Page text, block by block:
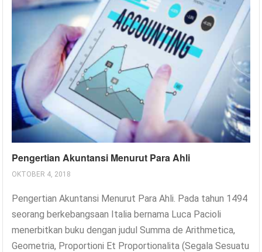
Pengertian Akuntansi Menurut Para Ahli
OKTOBER 4, 2018
Pengertian Akuntansi Menurut Para Ahli. Pada tahun 1494
seorang berkebangsaan Italia bernama Luca Pacioli
menerbitkan buku dengan judul Summa de Arithmetica,
Geometria, Proportioni Et Proportionalita (Segala Sesuatu